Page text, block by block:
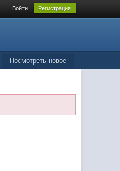
Войти Регистрация
Посмотреть новое